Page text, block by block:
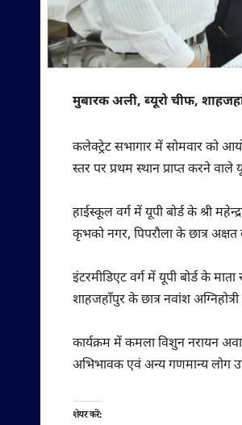
मुबारक अली, ब्यूरो चीफ,
कलेक्ट्रेट सभागार में सोमवार को
स्तर पर प्रथम स्थान प्राप्त करने वाले
हाईस्कूल वर्ग में यूपी बोर्ड के श्री
कृभको नगर, पिपरौला के छात्र अक्षत
इंटरमीडिएट वर्ग में यूपी बोर्ड के
शाहजहाँपुर के छात्र नवांश
कार्यक्रम में कमला विशुन नरायन
अभिभावक एवं अन्य गणमान्य लोग
शेयर करें: